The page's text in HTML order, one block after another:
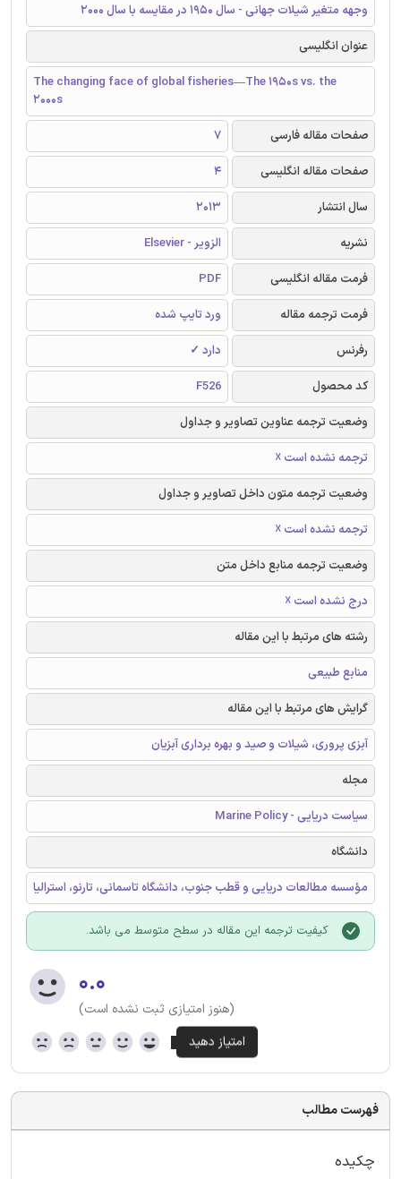
وجهه متغیر شیلات جهانی - سال 1950 در مقایسه با سال 2000
عنوان انگلیسی
The changing face of global fisheries—The 1950s vs. the
2000s
صفحات مقاله فارسی
7
صفحات مقاله انگلیسی
4
سال انتشار
2013
نشریه
الزویر - Elsevier
فرمت مقاله انگلیسی
PDF
فرمت ترجمه مقاله
ورد تایپ شده
رفرنس
دارد ✓
کد محصول
F526
وضعیت ترجمه عناوین تصاویر و جداول
ترجمه نشده است ☓
وضعیت ترجمه متون داخل تصاویر و جداول
ترجمه نشده است ☓
وضعیت ترجمه منابع داخل متن
درج نشده است ☓
رشته های مرتبط با این مقاله
منابع طبیعی
گرایش های مرتبط با این مقاله
آبزی پروری، شیلات و صید و بهره برداری آبزیان
مجله
سیاست دریایی - Marine Policy
دانشگاه
مؤسسه مطالعات دریایی و قطب جنوب، دانشگاه تاسمانی، تارنو، استرالیا
کیفیت ترجمه این مقاله در سطح متوسط می باشد.
۰.۰
(هنوز امتیازی ثبت نشده است)
فهرست مطالب
چکیده